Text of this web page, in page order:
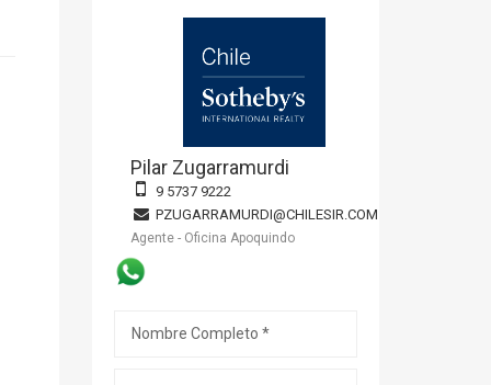
Pilar Zugarramurdi
9 5737 9222
PZUGARRAMURDI@CHILESIR.COM
Agente - Oficina Apoquindo